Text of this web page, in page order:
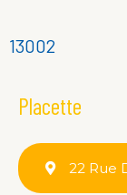
13002
Placette
22 Rue